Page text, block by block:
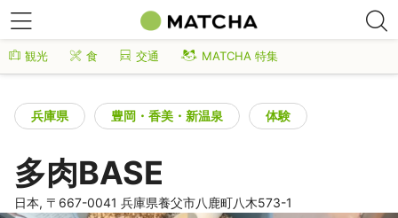
観光 食 交通 MATCHA 特集
兵庫県 豊岡・香美・新温泉 体験
多肉BASE
日本, 〒667-0041 兵庫県養父市八鹿町八木573-1